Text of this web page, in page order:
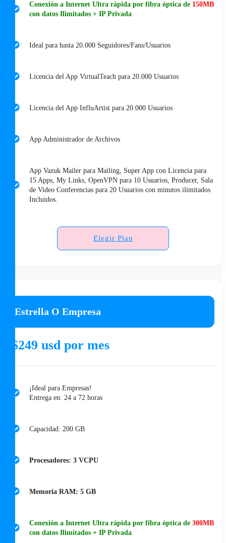
Conexión a Internet Ultra rápida por fibra óptica de 150MB
con datos Ilimitados + IP Privada
Ideal para hasta 20.000 Seguidores/Fans/Usuarios
Licencia del App VirtualTeach para 20.000 Usuarios
Licencia del App InfluArtist para 20.000 Usuarios
App Administrador de Archivos
App Vazuk Mailer para Mailing, Super App con Licencia para
15 Apps, My Links, OpenVPN para 10 Usuarios, Producer, Sala
de Video Conferencias para 20 Usuarios con minutos ilimitados
Incluidos.
Elegir Plan
Estrella O Empresa
$249 usd por mes
¡Ideal para Empresas!
Entrega en: 24 a 72 horas
Capacidad: 200 GB
Procesadores: 3 VCPU
Memoria RAM: 5 GB
Conexión a Internet Ultra rápida por fibra óptica de 300MB
con datos Ilimitados + IP Privada